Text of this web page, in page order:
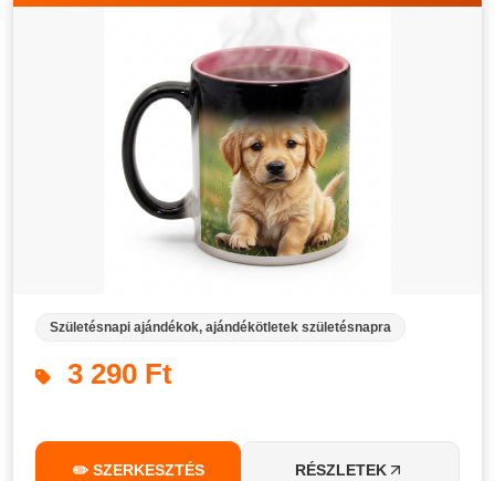
Születésnapi ajándékok, ajándékötletek születésnapra
3 290 Ft
✏️ SZERKESZTÉS RÉSZLETEK